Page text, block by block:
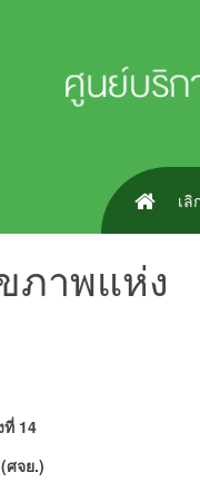
เ
ภาพแห่ง
14
ศจย.)